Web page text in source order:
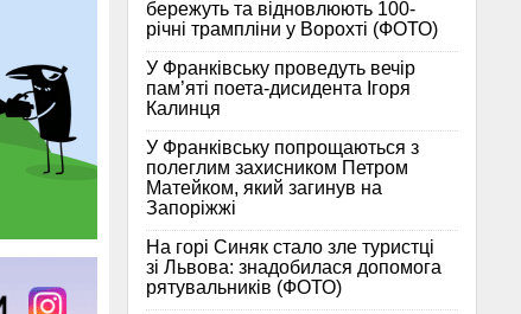
бережуть та відновлюють 100-
річні трампліни у Ворохті (ФОТО)
У Франківську проведуть вечір
пам’яті поета-дисидента Ігоря
Калинця
У Франківську попрощаються з
полеглим захисником Петром
Матейком, який загинув на
Запоріжжі
На горі Синяк стало зле туристці
зі Львова: знадобилася допомога
рятувальників (ФОТО)